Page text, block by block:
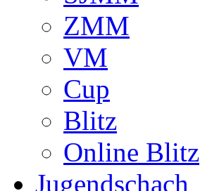
ZMM
VM
Cup
Blitz
Online Blitz
Jugendschach